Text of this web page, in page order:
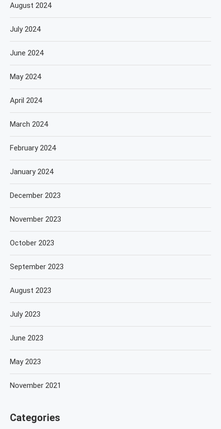
August 2024
July 2024
June 2024
May 2024
April 2024
March 2024
February 2024
January 2024
December 2023
November 2023
October 2023
September 2023
August 2023
July 2023
June 2023
May 2023
November 2021
Categories